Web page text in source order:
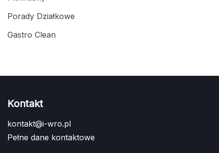
Porady Działkowe
Gastro Clean
Kontakt
kontakt@i-wro.pl
Pełne dane kontaktowe